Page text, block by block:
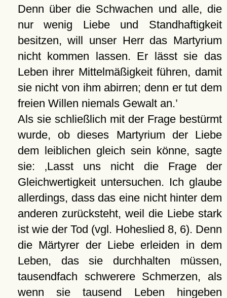
Denn über die Schwachen und alle, die
nur wenig Liebe und Standhaftigkeit
besitzen, will unser Herr das Martyrium
nicht kommen lassen. Er lässt sie das
Leben ihrer Mittelmäßigkeit führen, damit
sie nicht von ihm abirren; denn er tut dem
freien Willen niemals Gewalt an.
Als sie schließlich mit der Frage bestürmt
wurde, ob dieses Martyrium der Liebe
dem leiblichen gleich sein könne, sagte
sie:
Lasst uns nicht die Frage der
Gleichwertigkeit untersuchen. Ich glaube
allerdings, dass das eine nicht hinter dem
anderen zurücksteht, weil die Liebe stark
ist wie der Tod (vgl. Hoheslied 8, 6). Denn
die Märtyrer der Liebe erleiden in dem
Leben, das sie durchhalten müssen,
tausendfach schwerere Schmerzen, als
wenn sie tausend Leben hingeben